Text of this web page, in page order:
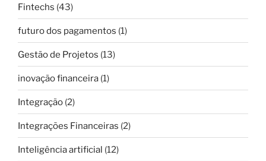
Fintechs (43)
futuro dos pagamentos (1)
Gestão de Projetos (13)
inovação financeira (1)
Integração (2)
Integrações Financeiras (2)
Inteligência artificial (12)